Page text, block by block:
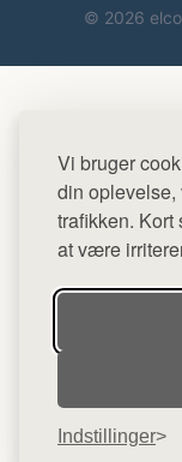
Vi bruger
din
trafikken. Kort
at være
Indstillinger
© 2026